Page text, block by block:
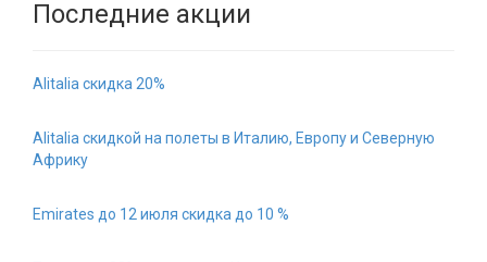
Последние акции
Alitalia скидка 20%
Alitalia скидкой на полеты в Италию, Европу и Северную
Африку
Emirates до 12 июля скидка до 10 %